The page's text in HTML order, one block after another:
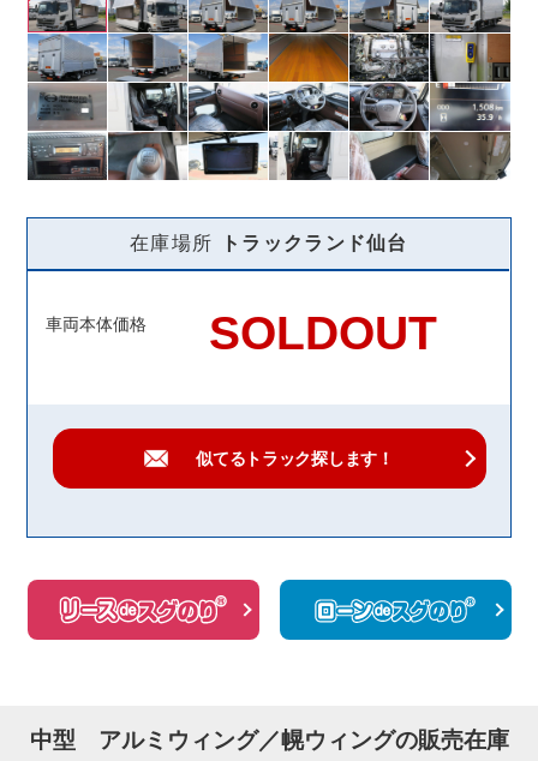
在庫場所 トラックランド仙台
車両本体価格 SOLDOUT
似てるトラック探します！
中型 アルミウィング／幌ウィングの販売在庫